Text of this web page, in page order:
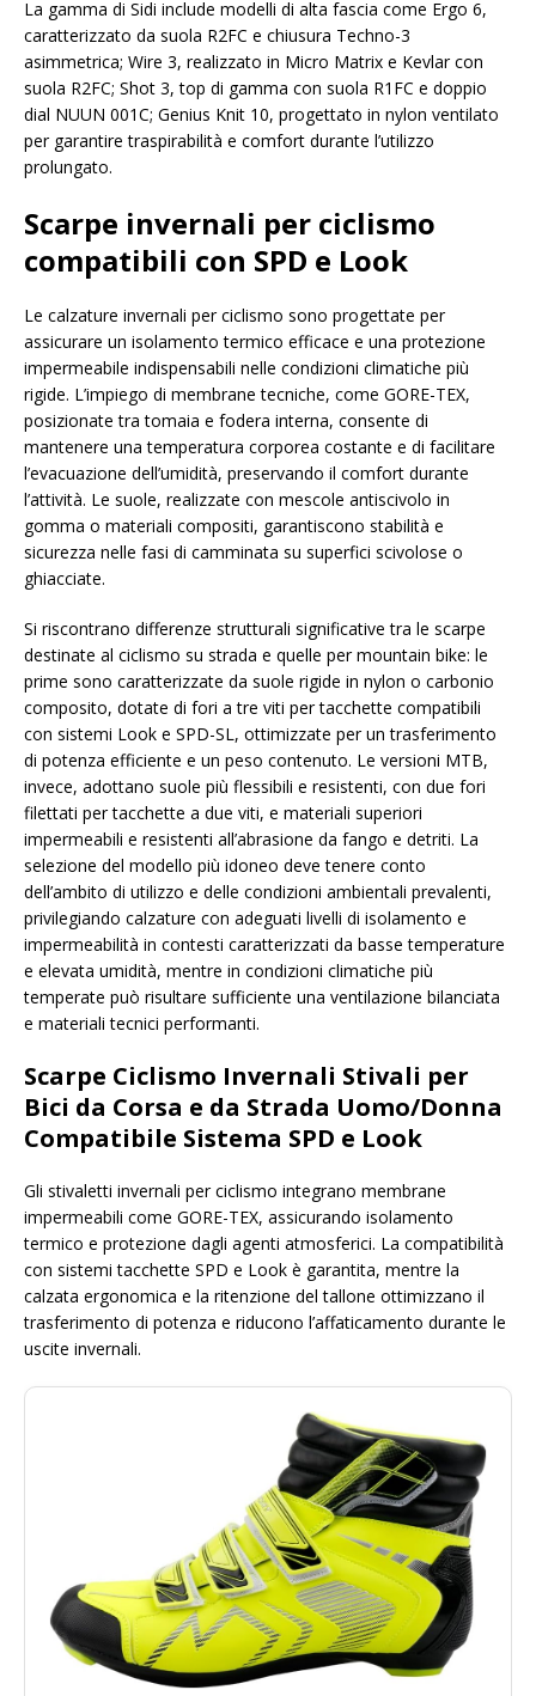
La gamma di Sidi include modelli di alta fascia come Ergo 6,
caratterizzato da suola R2FC e chiusura Techno-3
asimmetrica; Wire 3, realizzato in Micro Matrix e Kevlar con
suola R2FC; Shot 3, top di gamma con suola R1FC e doppio
dial NUUN 001C; Genius Knit 10, progettato in nylon ventilato
per garantire traspirabilità e comfort durante l’utilizzo
prolungato.
Scarpe invernali per ciclismo
compatibili con SPD e Look
Le calzature invernali per ciclismo sono progettate per
assicurare un isolamento termico efficace e una protezione
impermeabile indispensabili nelle condizioni climatiche più
rigide. L’impiego di membrane tecniche, come GORE-TEX,
posizionate tra tomaia e fodera interna, consente di
mantenere una temperatura corporea costante e di facilitare
l’evacuazione dell’umidità, preservando il comfort durante
l’attività. Le suole, realizzate con mescole antiscivolo in
gomma o materiali compositi, garantiscono stabilità e
sicurezza nelle fasi di camminata su superfici scivolose o
ghiacciate.
Si riscontrano differenze strutturali significative tra le scarpe
destinate al ciclismo su strada e quelle per mountain bike: le
prime sono caratterizzate da suole rigide in nylon o carbonio
composito, dotate di fori a tre viti per tacchette compatibili
con sistemi Look e SPD-SL, ottimizzate per un trasferimento
di potenza efficiente e un peso contenuto. Le versioni MTB,
invece, adottano suole più flessibili e resistenti, con due fori
filettati per tacchette a due viti, e materiali superiori
impermeabili e resistenti all’abrasione da fango e detriti. La
selezione del modello più idoneo deve tenere conto
dell’ambito di utilizzo e delle condizioni ambientali prevalenti,
privilegiando calzature con adeguati livelli di isolamento e
impermeabilità in contesti caratterizzati da basse temperature
e elevata umidità, mentre in condizioni climatiche più
temperate può risultare sufficiente una ventilazione bilanciata
e materiali tecnici performanti.
Scarpe Ciclismo Invernali Stivali per
Bici da Corsa e da Strada Uomo/Donna
Compatibile Sistema SPD e Look
Gli stivaletti invernali per ciclismo integrano membrane
impermeabili come GORE-TEX, assicurando isolamento
termico e protezione dagli agenti atmosferici. La compatibilità
con sistemi tacchette SPD e Look è garantita, mentre la
calzata ergonomica e la ritenzione del tallone ottimizzano il
trasferimento di potenza e riducono l’affaticamento durante le
uscite invernali.